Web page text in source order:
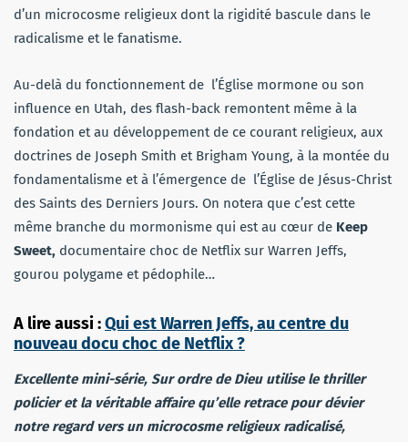
d’un microcosme religieux dont la rigidité bascule dans le
radicalisme et le fanatisme.
Au-delà du fonctionnement de l’Église mormone ou son
influence en Utah, des flash-back remontent même à la
fondation et au développement de ce courant religieux, aux
doctrines de Joseph Smith et Brigham Young, à la montée du
fondamentalisme et à l’émergence de l’Église de Jésus-Christ
des Saints des Derniers Jours. On notera que c’est cette
même branche du mormonisme qui est au cœur de Keep
Sweet, documentaire choc de Netflix sur Warren Jeffs,
gourou polygame et pédophile…
A lire aussi :Qui est Warren Jeffs, au centre du
nouveau docu choc de Netflix ?
Excellente mini-série, Sur ordre de Dieu utilise le thriller
policier et la véritable affaire qu’elle retrace pour dévier
notre regard vers un microcosme religieux radicalisé,